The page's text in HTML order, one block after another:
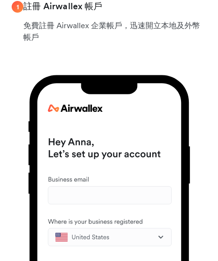
1 註冊 Airwallex 帳戶
免費註冊 Airwallex 企業帳戶，迅速開立本地及外幣
帳戶